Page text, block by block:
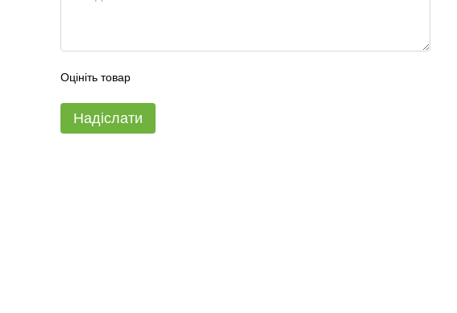
Оцініть товар
Надіслати